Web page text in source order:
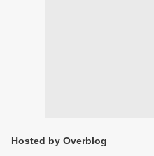
Hosted by Overblog